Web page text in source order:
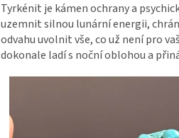
Tyrkénit je kámen ochrany a
uzemnit silnou lunární energii,
odvahu uvolnit vše, co už není pro
dokonale ladí s noční oblohou a